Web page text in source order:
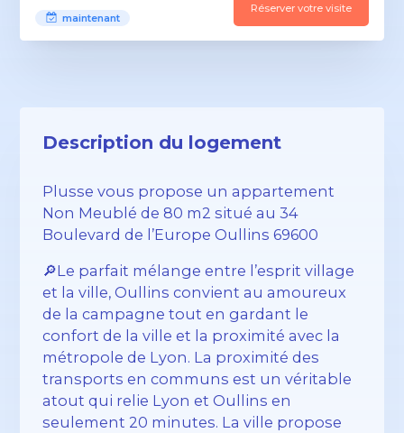
maintenant
Réserver votre visite
Description du logement
Plusse vous propose un appartement
Non Meublé de 80 m2 situé au 34
Boulevard de l’Europe Oullins 69600
🔎Le parfait mélange entre l’esprit village
et la ville, Oullins convient au amoureux
de la campagne tout en gardant le
confort de la ville et la proximité avec la
métropole de Lyon. La proximité des
transports en communs est un véritable
atout qui relie Lyon et Oullins en
seulement 20 minutes. La ville propose